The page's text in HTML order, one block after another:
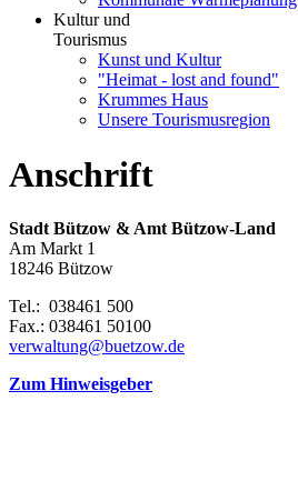
Kultur und
Tourismus
Kunst und Kultur
"Heimat - lost and found"
Krummes Haus
Unsere Tourismusregion
Anschrift
Stadt Bützow & Amt Bützow-Land
Am Markt 1
18246 Bützow
Tel.: 038461 500
Fax.: 038461 50100
verwaltung@buetzow.de
Zum Hinweisgeber